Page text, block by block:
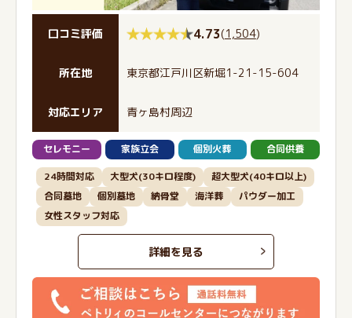
口コミ評価 4.73(1,504)
所在地 東京都江戸川区新堀1-21-15-604
対応エリア 青ヶ島村周辺
セレモニー 家族立会 個別火葬 合同供養
24時間対応 大型犬(30キロ程度)
超大型犬(40キロ以上)
合同墓地
個別墓地 納骨堂 海洋葬
パウダー加工
女性スタッフ対応
詳細を見る